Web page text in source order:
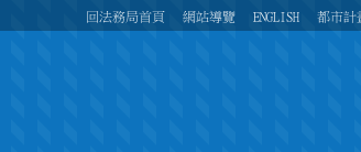
回法務局首頁 網站導覽 ENGLISH 都市計